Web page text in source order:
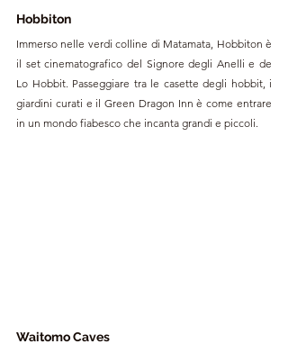
Hobbiton
Immerso nelle verdi colline di Matamata, Hobbiton è
il set cinematografico del Signore degli Anelli e de
Lo Hobbit. Passeggiare tra le casette degli hobbit, i
giardini curati e il Green Dragon Inn è come entrare
in un mondo fiabesco che incanta grandi e piccoli.
Waitomo Caves